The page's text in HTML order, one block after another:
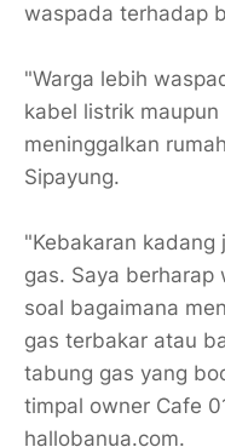
waspada terhadap
"Warga lebih
kabel listrik
meninggalkan
Sipayung.
"Kebakaran
gas. Saya berharap
soal bagaimana
gas terbakar atau
tabung gas yang
timpal owner Cafe
hallobanua.com.